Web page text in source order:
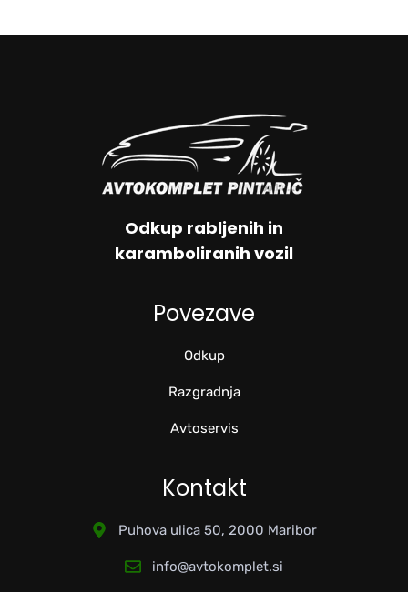
Odkup rabljenih in
karamboliranih vozil
Povezave
Odkup
Razgradnja
Avtoservis
Kontakt
Puhova ulica 50, 2000 Maribor
info@avtokomplet.si